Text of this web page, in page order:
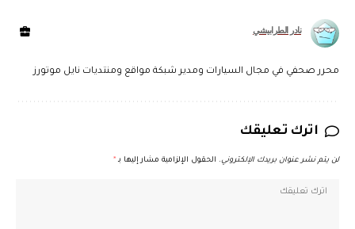
نادر الطرابيشي
محرر صحفي في مجال السيارات ومدير شبكة مواقع ومنتديات نايل موتورز
اترك تعليقك
لن يتم نشر عنوان بريدك الإلكتروني. الحقول الإلزامية مشار إليها بـ *